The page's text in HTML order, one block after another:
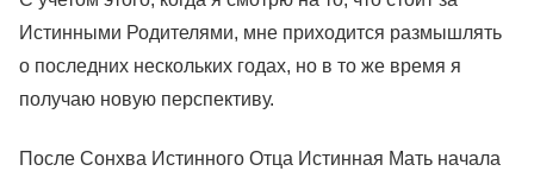
Истинными Родителями, мне приходится размышлять
о последних нескольких годах, но в то же время я
получаю новую перспективу.
После Сонхва Истинного Отца Истинная Мать начала